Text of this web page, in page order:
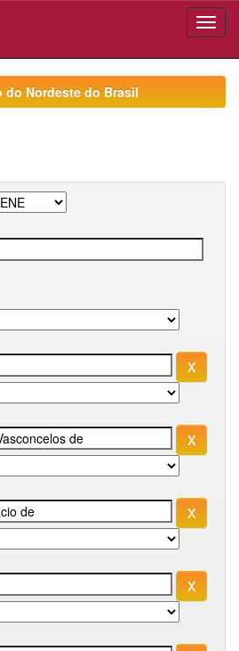
do Nordeste do Brasil